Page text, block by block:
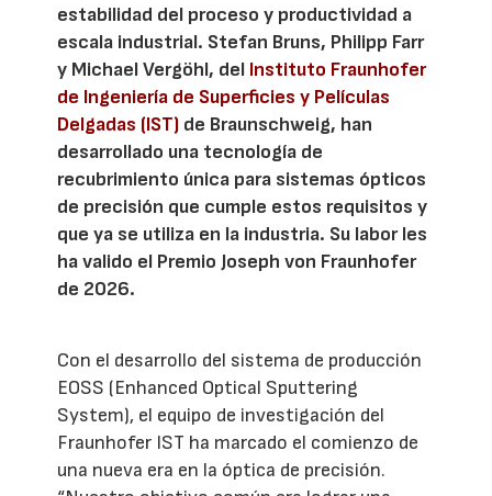
estabilidad del proceso y productividad a
escala industrial. Stefan Bruns, Philipp Farr
y Michael Vergöhl, del Instituto Fraunhofer
de Ingeniería de Superficies y Películas
Delgadas (IST) de Braunschweig, han
desarrollado una tecnología de
recubrimiento única para sistemas ópticos
de precisión que cumple estos requisitos y
que ya se utiliza en la industria. Su labor les
ha valido el Premio Joseph von Fraunhofer
de 2026.
Con el desarrollo del sistema de producción
EOSS (Enhanced Optical Sputtering
System), el equipo de investigación del
Fraunhofer IST ha marcado el comienzo de
una nueva era en la óptica de precisión.